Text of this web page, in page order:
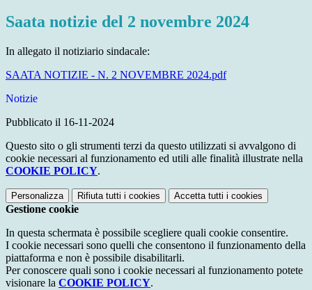
Saata notizie del 2 novembre 2024
In allegato il notiziario sindacale:
SAATA NOTIZIE - N. 2 NOVEMBRE 2024.pdf
Notizie
Pubblicato il 16-11-2024
Questo sito o gli strumenti terzi da questo utilizzati si avvalgono di
cookie necessari al funzionamento ed utili alle finalità illustrate nella
COOKIE POLICY.
Personalizza Rifiuta tutti i cookies Accetta tutti i cookies
Gestione cookie
In questa schermata è possibile scegliere quali cookie consentire.
I cookie necessari sono quelli che consentono il funzionamento della
piattaforma e non è possibile disabilitarli.
Per conoscere quali sono i cookie necessari al funzionamento potete
visionare la COOKIE POLICY.